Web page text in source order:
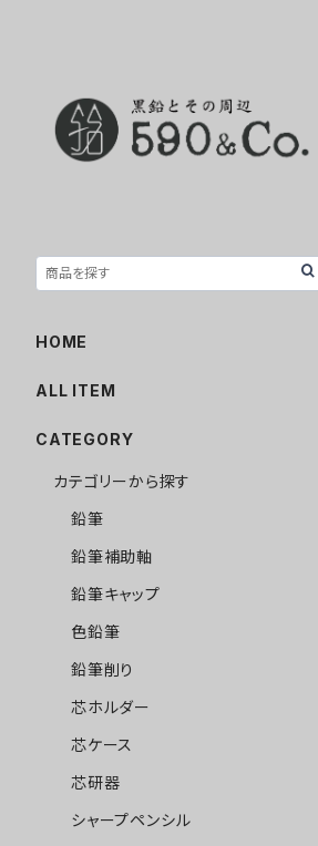
HOME
ALL ITEM
CATEGORY
カテゴリーから探す
鉛筆
鉛筆補助軸
鉛筆キャップ
色鉛筆
鉛筆削り
芯ホルダー
芯ケース
芯研器
シャープペンシル